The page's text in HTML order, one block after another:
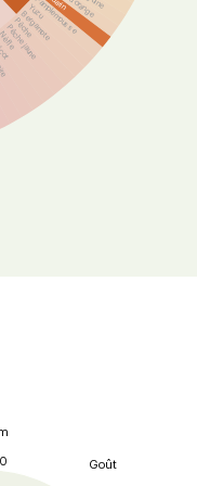
Pamplemousse
Yuzu
Bergamote
Pêche
Pêche jaune
Goût